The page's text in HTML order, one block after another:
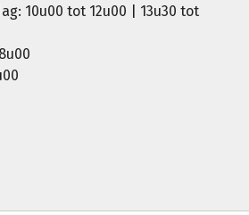
10u00 tot 12u00 | 13u30 tot